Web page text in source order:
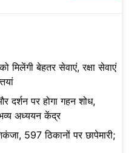
मिलेंगी बेहतर सेवाएं, रक्षा सेवाएं
दर्शन पर होगा गहन शोध,
अध्ययन केंद्र
597 ठिकानों पर छापेमारी;